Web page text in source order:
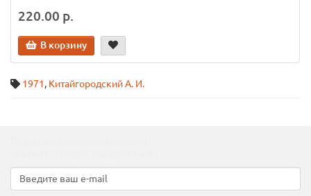
220.00 р.
В корзину
1971, Китайгородский А. И.